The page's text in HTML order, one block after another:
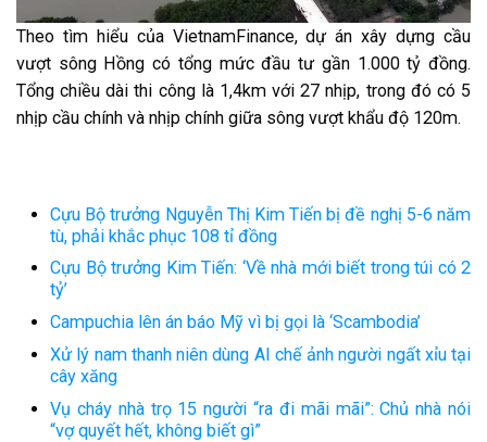
Theo tìm hiểu của VietnamFinance, dự án xây dựng cầu
vượt sông Hồng có tổng mức đầu tư gần 1.000 tỷ đồng.
Tổng chiều dài thi công là 1,4km với 27 nhịp, trong đó có 5
nhịp cầu chính và nhịp chính giữa sông vượt khẩu độ 120m.
Cựu Bộ trưởng Nguyễn Thị Kim Tiến bị đề nghị 5-6 năm
tù, phải khắc phục 108 tỉ đồng
Cựu Bộ trưởng Kim Tiến: ‘Về nhà mới biết trong túi có 2
tỷ’
Campuchia lên án báo Mỹ vì bị gọi là ‘Scambodia’
Xử lý nam thanh niên dùng AI chế ảnh người ngất xỉu tại
cây xăng
Vụ cháy nhà trọ 15 người “ra đi mãi mãi”: Chủ nhà nói
“vợ quyết hết, không biết gì”